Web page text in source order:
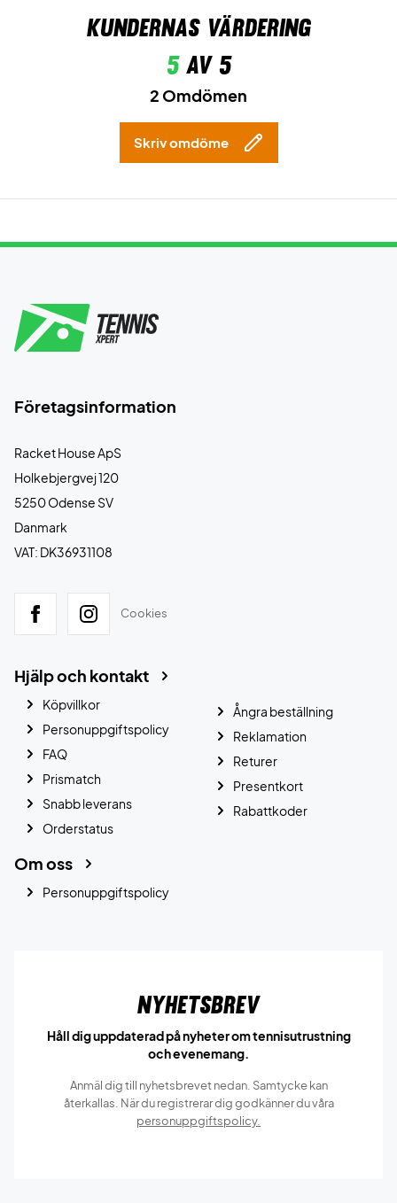
Kundernas värdering
5av 5
2 Omdömen
Skriv omdöme
Företagsinformation
Racket House ApS
Holkebjergvej 120
5250 Odense SV
Danmark
VAT: DK36931108
Cookies
Hjälp och kontakt
Köpvillkor
Personuppgiftspolicy
FAQ
Prismatch
Snabb leverans
Orderstatus
Ångra beställning
Reklamation
Returer
Presentkort
Rabattkoder
Om oss
Personuppgiftspolicy
Nyhetsbrev
Håll dig uppdaterad på nyheter om tennisutrustning
och evenemang.
Anmäl dig till nyhetsbrevet nedan. Samtycke kan
återkallas. När du registrerar dig godkänner du våra
personuppgiftspolicy.